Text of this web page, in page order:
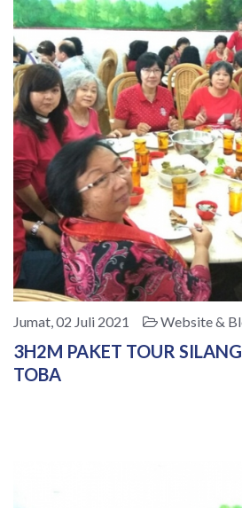
Jumat, 02 Juli 2021 Website &
3H2M PAKET TOUR
TOBA